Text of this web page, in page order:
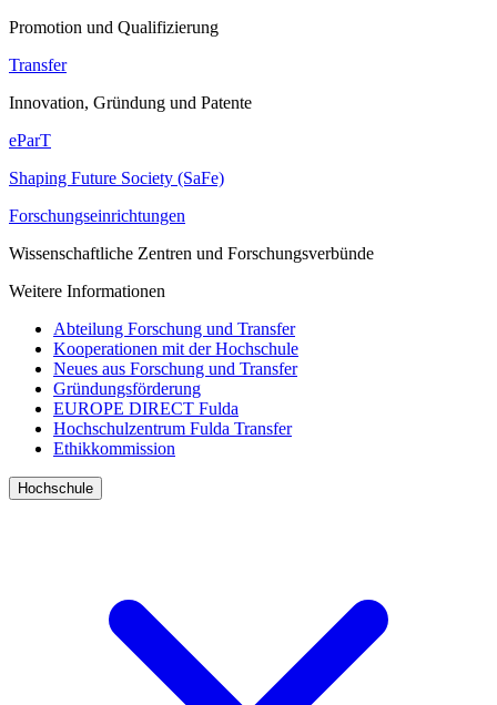
Promotion und Qualifizierung
Transfer
Innovation, Gründung und Patente
eParT
Shaping Future Society (SaFe)
Forschungseinrichtungen
Wissenschaftliche Zentren und Forschungsverbünde
Weitere Informationen
Abteilung Forschung und Transfer
Kooperationen mit der Hochschule
Neues aus Forschung und Transfer
Gründungsförderung
EUROPE DIRECT Fulda
Hochschulzentrum Fulda Transfer
Ethikkommission
Hochschule